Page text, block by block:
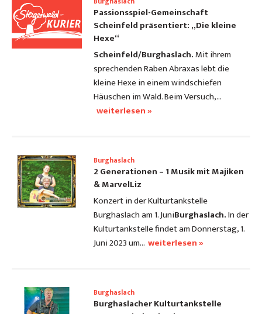
Passionsspiel-Gemeinschaft
Scheinfeld präsentiert: „Die kleine
Hexe“
Scheinfeld/Burghaslach.Mit ihrem
sprechenden Raben Abraxas lebt die
kleine Hexe in einem windschiefen
Häuschen im Wald. Beim Versuch,…
weiterlesen »
Burghaslach
2 Generationen – 1 Musik mit Majiken
& MarvelLiz
Konzert in der Kulturtankstelle
Burghaslach am 1. JuniBurghaslach.In der
Kulturtankstelle findet am Donnerstag, 1.
Juni 2023 um… weiterlesen »
Burghaslach
Burghaslacher Kulturtankstelle